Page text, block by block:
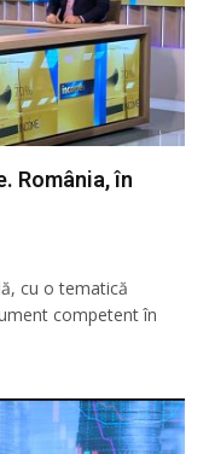
România, în
cu o tematică
competent în